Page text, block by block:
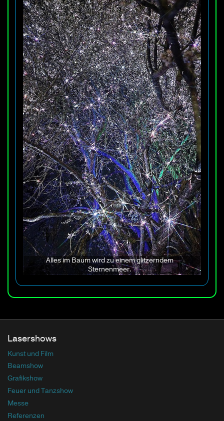
Alles im Baum wird zu einem glitzerndem
Sternenmeer.
Lasershows
Kunst und Film
Beamshow
Grafikshow
Feuer und Tanzshow
Messe
Referenzen